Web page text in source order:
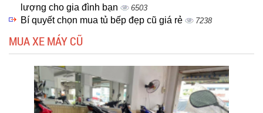
lượng cho gia đình bạn
6503
Bí quyết chọn mua tủ bếp đẹp cũ giá rẻ 7238
MUA XE MÁY CŨ